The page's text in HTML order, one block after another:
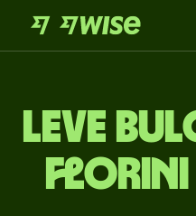
Leve
florini